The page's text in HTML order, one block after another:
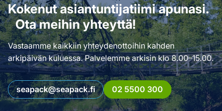
Kokenut asiantuntijatiimi apunasi.
Ota meihin yhteyttä!
Vastaamme kaikkiin yhteydenottoihin kahden
arkipäivän kuluessa. Palvelemme arkisin klo 8.00–15.00.
seapack@seapack.fi 02 5500 300